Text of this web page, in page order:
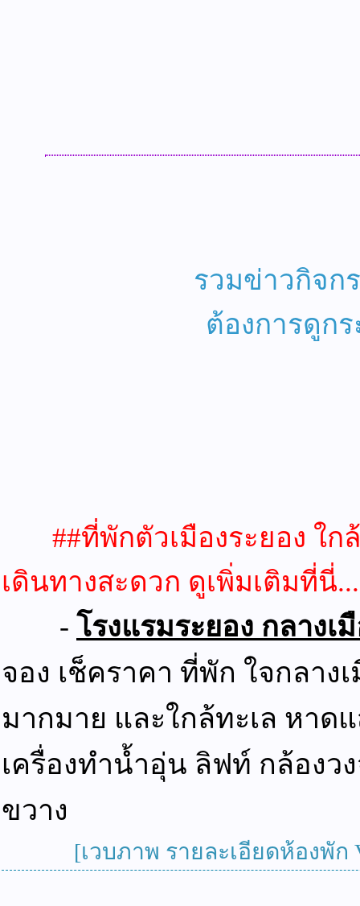
รวมข่าวกิจก
ต้องการดูก
##ที่พักตัวเมืองระยอง ใ
เดินทางสะดวก ดูเพิ่มเติมที่นี่...
- โรงแรมระยอง กลางเ
จอง เช็คราคา ที่พัก ใจกลาง
มากมาย และใกล้ทะเล หาด
เครื่องทำน้ำอุ่น ลิฟท์ กล้องว
ขวาง
[เวบภาพ รายละเอียดห้องพัก